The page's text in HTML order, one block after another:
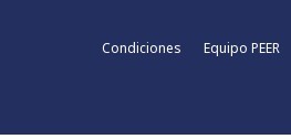
Condiciones Equipo PEER